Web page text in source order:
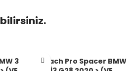
3
Aibach Pro Spacer BMW